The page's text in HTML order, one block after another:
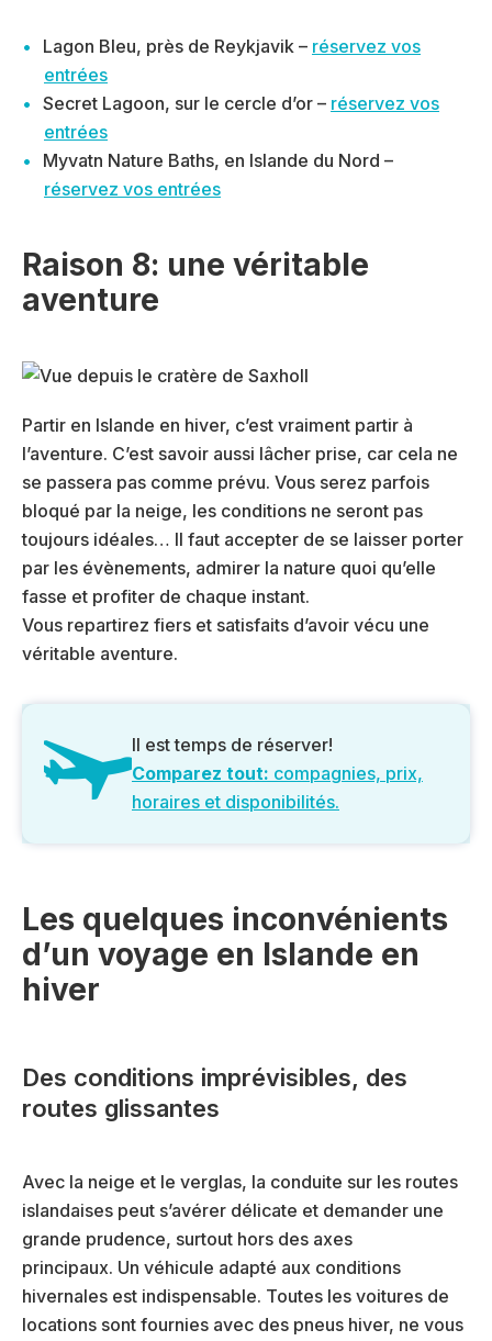
Lagon Bleu, près de Reykjavik – réservez vos
entrées
Secret Lagoon, sur le cercle d’or – réservez vos
entrées
Myvatn Nature Baths, en Islande du Nord –
réservez vos entrées
Raison 8: une véritable
aventure
Partir en Islande en hiver, c’est vraiment partir à
l’aventure. C’est savoir aussi lâcher prise, car cela ne
se passera pas comme prévu. Vous serez parfois
bloqué par la neige, les conditions ne seront pas
toujours idéales… Il faut accepter de se laisser porter
par les évènements, admirer la nature quoi qu’elle
fasse et profiter de chaque instant.
Vous repartirez fiers et satisfaits d’avoir vécu une
véritable aventure.
Il est temps de réserver!
Comparez tout: compagnies, prix,
horaires et disponibilités.
Les quelques inconvénients
d’un voyage en Islande en
hiver
Des conditions imprévisibles, des
routes glissantes
Avec la neige et le verglas, la conduite sur les routes
islandaises peut s’avérer délicate et demander une
grande prudence, surtout hors des axes
principaux. Un véhicule adapté aux conditions
hivernales est indispensable. Toutes les voitures de
locations sont fournies avec des pneus hiver, ne vous